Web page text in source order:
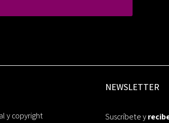
y copyright
NEWSLETTER
Suscríbete y